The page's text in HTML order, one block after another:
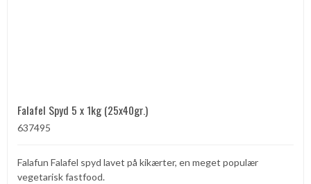
Falafel Spyd 5 x 1kg (25x40gr.)
637495
Falafun Falafel spyd lavet på kikærter, en meget populær
vegetarisk fastfood.